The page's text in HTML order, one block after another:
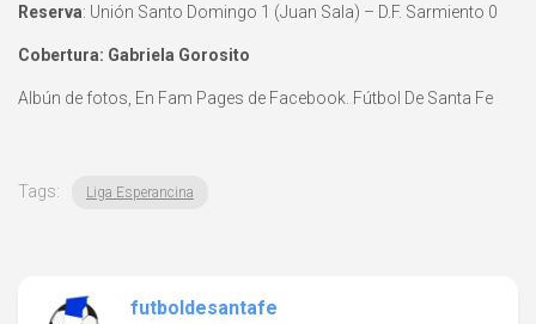
Reserva: Unión Santo Domingo 1 (Juan Sala) – D.F. Sarmiento 0
Cobertura: Gabriela Gorosito
Albún de fotos, En Fam Pages de Facebook. Fútbol De Santa Fe
Tags: Liga Esperancina
futboldesantafe